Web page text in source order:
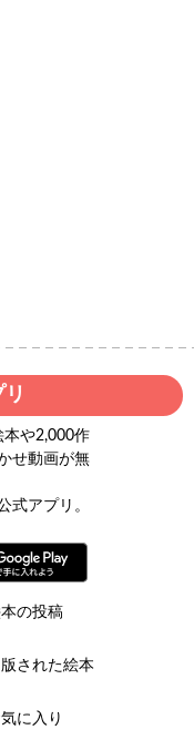
本や2,000作
せ動画が無
式アプリ。
の投稿
された絵本
に入り